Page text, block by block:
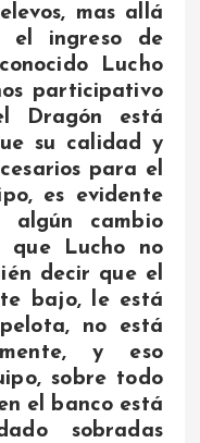
mas allá
el ingreso de
Lucho
participativo
Dragón está
su calidad y
para el
es evidente
algún cambio
que Lucho no
decir que el
bajo, le está
no está
y eso
sobre todo
el banco está
sobradas